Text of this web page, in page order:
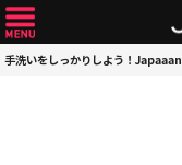
手洗いをしっかりしよう！Japaaan